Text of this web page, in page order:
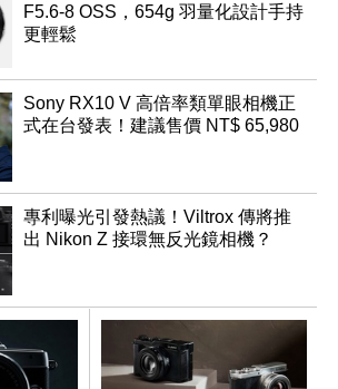
F5.6-8 OSS，654g 羽量化設計手持
更輕鬆
Sony RX10 V 高倍率類單眼相機正
式在台發表！建議售價 NT$ 65,980
專利曝光引發熱議！Viltrox 傳將推
出 Nikon Z 接環無反光鏡相機？